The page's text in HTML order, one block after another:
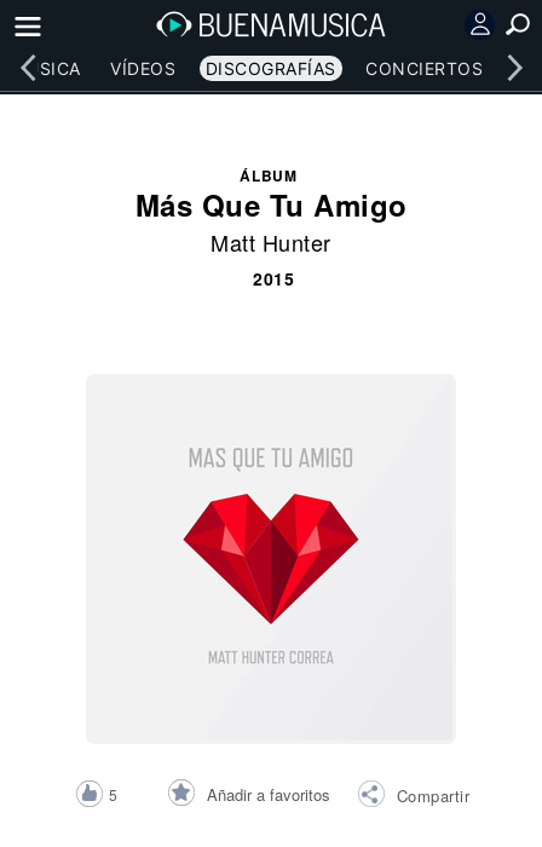
MÚSICA VÍDEOS DISCOGRAFÍAS CONCIERTOS
ÁLBUM
Más Que Tu Amigo
Matt Hunter
2015
5 Añadir a favoritos Compartir